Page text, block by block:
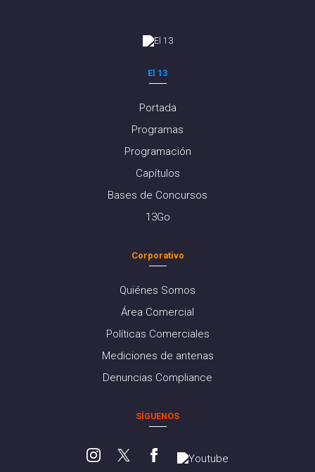
El 13
Portada
Programas
Programación
Capítulos
Bases de Concursos
13Go
Corporativo
Quiénes Somos
Área Comercial
Políticas Comerciales
Mediciones de antenas
Denuncias Compliance
SÍGUENOS